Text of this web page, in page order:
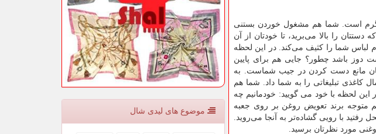
شماست. هوا به شدت گرم است. شما هم مشغول خوردن بستنی
را بالا می‌برید، تا خودتان از آن
لباس شما را کثیف می‌کند. در این لحظه
باشد چطور؟ جایی هم برای پایین
مانع دست کردن در جیب شماست. به
کاغذی تبلیغاتی را به شما داد. شما هم
این لحظه با خود می گویید: خودمانیم چه
متوجه برند تعویض روغن بر روی جعبه
با رویی گشاده‌تر به آنجا می‌روید.
مورد نظرتان برسید.
موضوع های لیدی شال